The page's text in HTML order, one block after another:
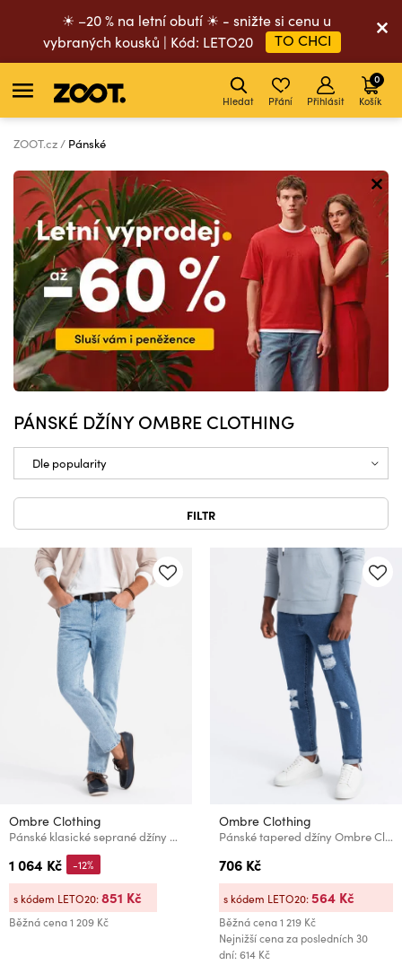
☀ –20 % na letní obutí ☀ - snižte si cenu u
vybraných kousků | Kód: LETO20
TO CHCI
Hledat Přání Přihlásit Košík
0
ZOOT.cz Pánské
PÁNSKÉ DŽÍNY OMBRE CLOTHING
FILTR
Ombre Clothing
Pánské klasické seprané džíny REGULAR FIT modrá Ombre Clothing
1 064 Kč
Běžná cena1 209 Kč
-12%
s kódem LETO20:851 Kč
Ombre Clothing
Pánské tapered džíny Ombre Clothing
706 Kč
Běžná cena1 219 Kč
Nejnižší cena za posledních 30
dní: 614 Kč
s kódem LETO20:564 Kč